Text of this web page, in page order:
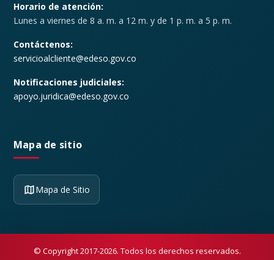
Horario de atención:
Lunes a viernes de 8 a. m. a 12 m. y de 1 p. m. a 5 p. m.
Contáctenos:
servicioalcliente@edeso.gov.co
Notificaciones judiciales:
apoyo.juridica@edeso.gov.co
Mapa de sitio
Mapa de Sitio
© Copyright 2017-2026. Todos los derechos reservados.